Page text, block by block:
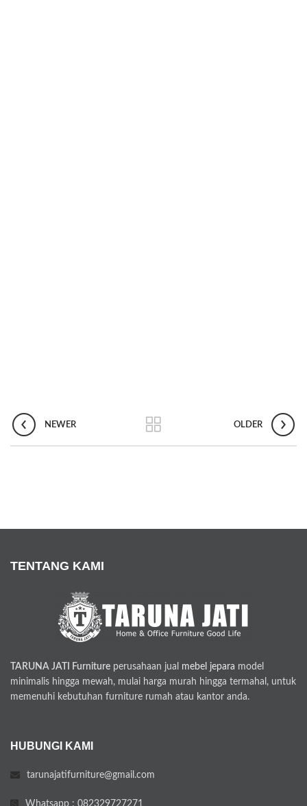
NEWER OLDER
TENTANG KAMI
TARUNA JATI Furniture perusahaan jual mebel jepara model
minimalis hingga mewah, mulai harga murah hingga termahal, untuk
memenuhi kebutuhan furniture rumah atau kantor anda.
HUBUNGI KAMI
tarunajatifurniture@gmail.com
Whatsapp : 082329727271